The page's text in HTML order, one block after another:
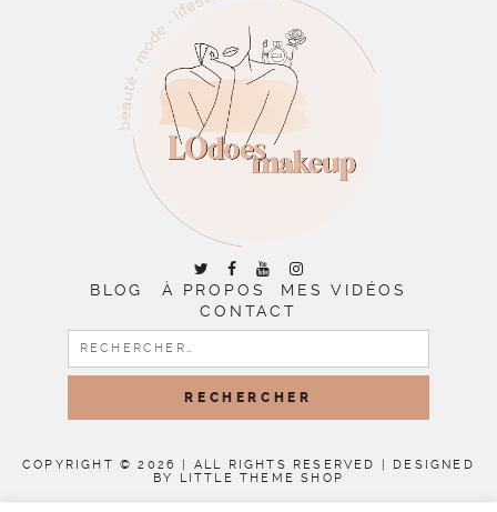
BLOG À PROPOS
MES VIDÉOS
CONTACT
RECHERCHER :
COPYRIGHT © 2026 | ALL RIGHTS RESERVED | DESIGNED
BY LITTLE THEME SHOP